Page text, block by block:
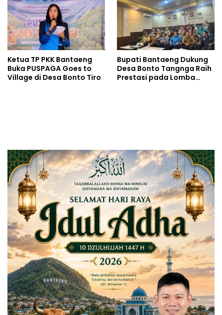
Ketua TP PKK Bantaeng
Buka PUSPAGA Goes to
Village di Desa Bonto Tiro
Bupati Bantaeng Dukung
Desa Bonto Tangnga Raih
Prestasi pada Lomba